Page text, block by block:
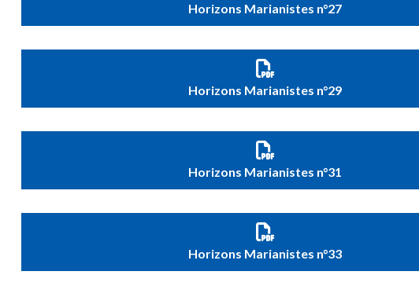
Horizons Marianistes n°27
Horizons Marianistes n°29
Horizons Marianistes n°31
Horizons Marianistes n°33